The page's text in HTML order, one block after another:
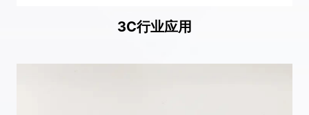
3C行业应用